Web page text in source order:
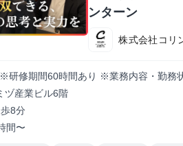
ンターン
株式会社コリ
研修期間60時間あり ※業務内容・勤務
ヅ産業ビル6階
8分
間〜